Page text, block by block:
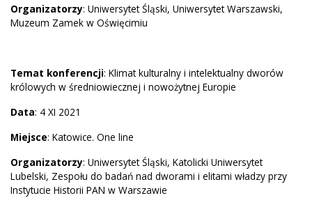
Organizatorzy: Uniwersytet Śląski, Uniwersytet Warszawski,
Muzeum Zamek w Oświęcimiu
Temat konferencji: Klimat kulturalny i intelektualny dworów
królowych w średniowiecznej i nowożytnej Europie
Data: 4 XI 2021
Miejsce: Katowice. One line
Organizatorzy: Uniwersytet Śląski, Katolicki Uniwersytet
Lubelski, Zespołu do badań nad dworami i elitami władzy przy
Instytucie Historii PAN w Warszawie